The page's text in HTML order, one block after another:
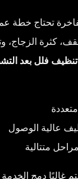
تحتاج خطة
كثرة الزجاج،
تنظيف فلل بعد
عالية الوصول
متتالية
غالبًا دمج